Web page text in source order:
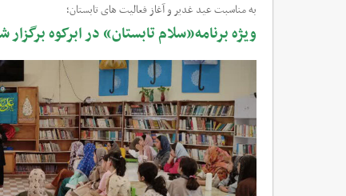
به مناسبت عید غدیر و آغاز فعالیت های تابستان؛
ویژه برنامه«سلام تابستان» در ابرکوه برگزار